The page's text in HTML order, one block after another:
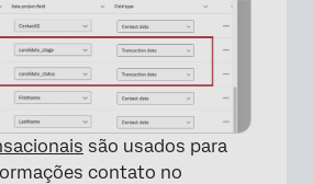
são usados para
contato no